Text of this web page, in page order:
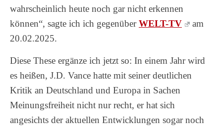
wahrscheinlich heute noch gar nicht erkennen
können“, sagte ich ich gegenüberWELT-TV
am
20.02.2025.
Diese These ergänze ich jetzt so: In einem Jahr wird
es heißen, J.D. Vance hatte mit seiner deutlichen
Kritik an Deutschland und Europa in Sachen
Meinungsfreiheit nicht nur recht, er hat sich
angesichts der aktuellen Entwicklungen sogar noch